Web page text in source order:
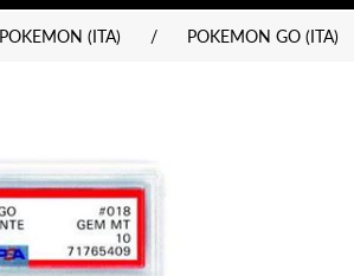
POKEMON (ITA) / POKEMON GO (ITA)